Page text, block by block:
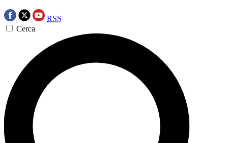
RSS
Cerca